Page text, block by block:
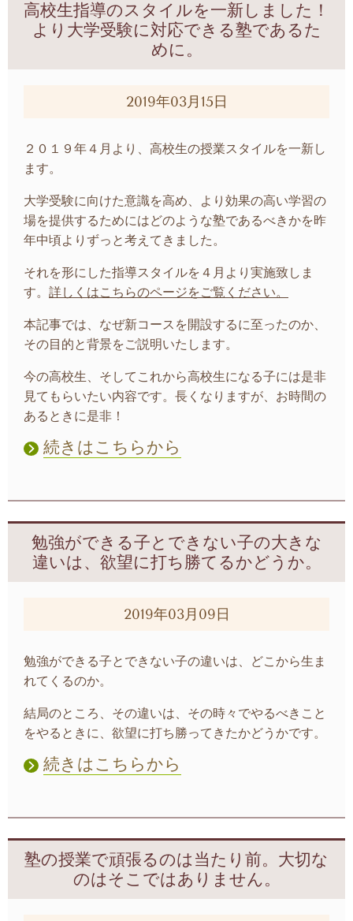
高校生指導のスタイルを一新しました！
より大学受験に対応できる塾であるた
めに。
2019年03月15日
２０１９年４月より、高校生の授業スタイルを一新し
ます。
大学受験に向けた意識を高め、より効果の高い学習の
場を提供するためにはどのような塾であるべきかを昨
年中頃よりずっと考えてきました。
それを形にした指導スタイルを４月より実施致しま
す。 詳しくはこちらのページをご覧ください。
本記事では、なぜ新コースを開設するに至ったのか、
その目的と背景をご説明いたします。
今の高校生、そしてこれから高校生になる子には是非
見てもらいたい内容です。長くなりますが、お時間の
あるときに是非！
続きはこちらから
勉強ができる子とできない子の大きな
違いは、欲望に打ち勝てるかどうか。
2019年03月09日
勉強ができる子とできない子の違いは、どこから生ま
れてくるのか。
結局のところ、その違いは、その時々でやるべきこと
をやるときに、欲望に打ち勝ってきたかどうかです。
続きはこちらから
塾の授業で頑張るのは当たり前。大切な
のはそこではありません。